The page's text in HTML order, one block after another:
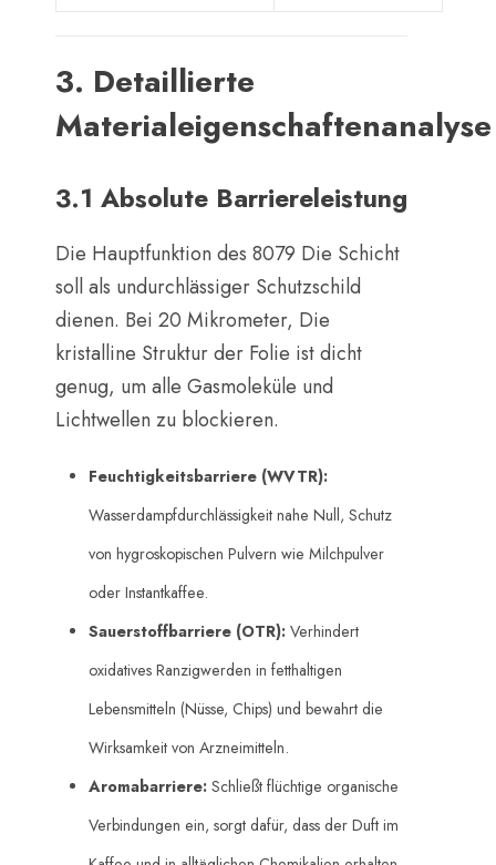
3. Detaillierte
Materialeigenschaftenanalyse
3.1 Absolute Barriereleistung
Die Hauptfunktion des 8079 Die Schicht
soll als undurchlässiger Schutzschild
dienen. Bei 20 Mikrometer, Die
kristalline Struktur der Folie ist dicht
genug, um alle Gasmoleküle und
Lichtwellen zu blockieren.
Feuchtigkeitsbarriere (WVTR):​
Wasserdampfdurchlässigkeit nahe Null, Schutz
von hygroskopischen Pulvern wie Milchpulver
oder Instantkaffee.
Sauerstoffbarriere (OTR):​ Verhindert
oxidatives Ranzigwerden in fetthaltigen
Lebensmitteln (Nüsse, Chips) und bewahrt die
Wirksamkeit von Arzneimitteln.
Aromabarriere:​ Schließt flüchtige organische
Verbindungen ein, sorgt dafür, dass der Duft im